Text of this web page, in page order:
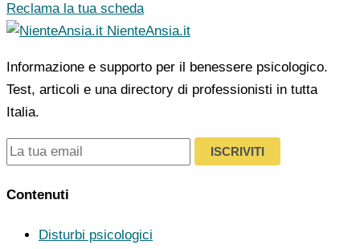
Reclama la tua scheda
NienteAnsia.it
Informazione e supporto per il benessere psicologico.
Test, articoli e una directory di professionisti in tutta
Italia.
ISCRIVITI
Contenuti
Disturbi psicologici